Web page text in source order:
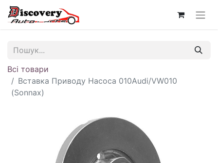
Всі товари
Вставка Приводу Насоса 010Audi/VW010
(Sonnax)